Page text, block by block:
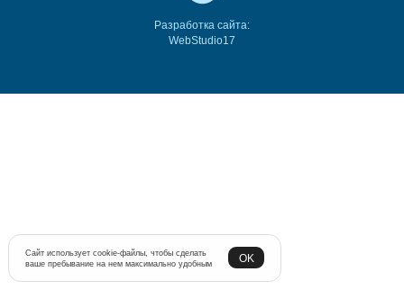
Разработка сайта:
WebStudio17
Сайт использует cookie-файлы, чтобы сделать
ваше пребывание на нем максимально удобным
OK